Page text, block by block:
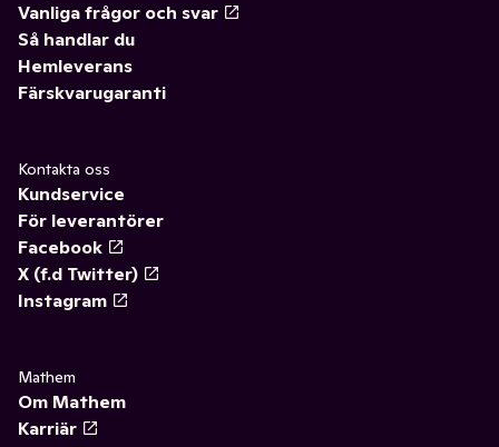
Vanliga frågor och svar
Så handlar du
Hemleverans
Färskvarugaranti
Kontakta oss
Kundservice
För leverantörer
Facebook
X (f.d Twitter)
Instagram
Mathem
Om Mathem
Karriär